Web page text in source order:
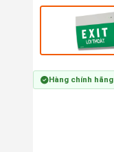
Hàng chính hãng